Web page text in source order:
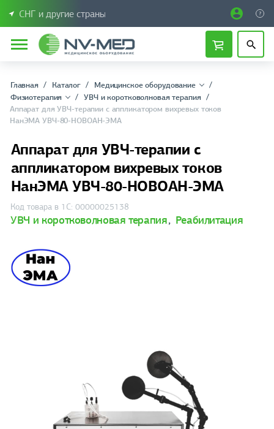
СНГ и другие страны
Главная Каталог
Медицинское оборудование
Физиотерапия
УВЧ и коротковолновая терапия
Аппарат для УВЧ-терапии с аппликатором вихревых токов
НанЭМА УВЧ-80-НОВОАН-ЭМА
Аппарат для УВЧ-терапии с
аппликатором вихревых токов
НанЭМА УВЧ-80-НОВОАН-ЭМА
Код товара в 1С: 00000025138
УВЧ и коротковолновая терапия, Реабилитация